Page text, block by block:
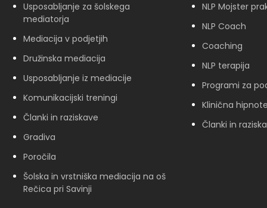
Usposabljanje za šolskega
mediatorja
Mediacija v podjetjih
Družinska mediacija
Usposabljanje iz mediacije
Komunikacijski treningi
Članki in raziskave
Gradiva
Poročila
Šolska in vrstniška mediacija na oš
Rečica pri Savinji
NLP Mojster
NLP Coach
Coaching
NLP terapija
Programi za
Klinična
Članki in